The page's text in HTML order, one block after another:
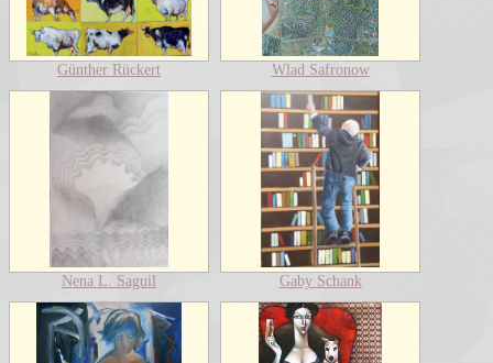
Günther Rückert Wlad Safronow
Nena L. Saguil Gaby Schank